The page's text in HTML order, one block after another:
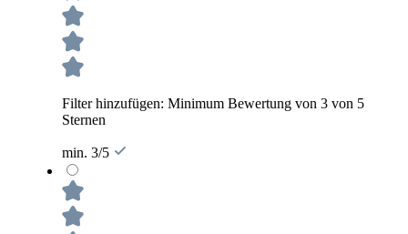
Filter hinzufügen: Minimum Bewertung von 3 von 5
Sternen
min. 3/5